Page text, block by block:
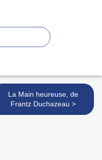
La Main heureuse, de
Frantz Duchazeau >